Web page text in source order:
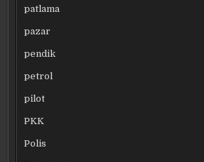
patlama
pazar
pendik
petrol
pilot
PKK
Polis